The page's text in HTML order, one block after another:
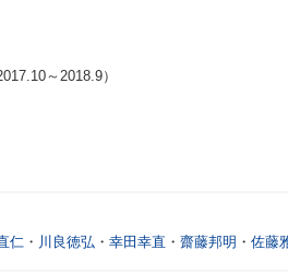
～2018.9）
仁 ・ 川良徳弘 ・ 幸田幸直 ・ 齋藤邦明 ・ 佐藤